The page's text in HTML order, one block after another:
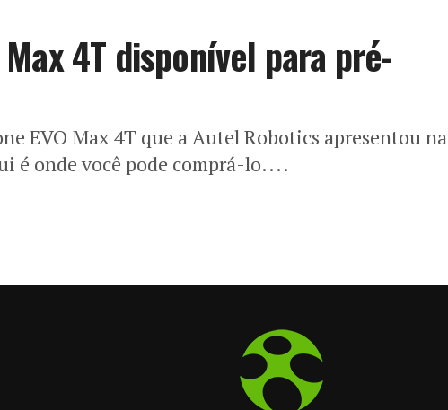
4T disponível para pré-
EVO Max 4T que a Autel Robotics apresentou na
é onde você pode comprá-lo....